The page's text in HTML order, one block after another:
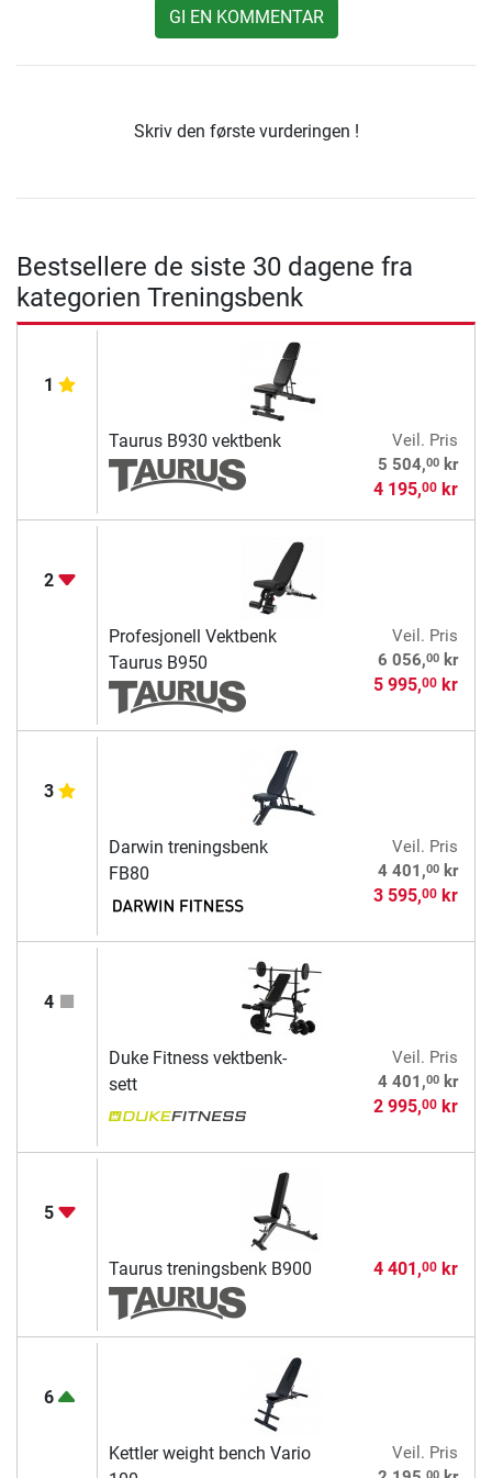
GI EN KOMMENTAR
Skriv den første vurderingen !
Bestsellere de siste 30 dagene fra
kategorien Treningsbenk
1
Taurus B930 vektbenk
Veil. Pris
5 504,00kr
4 195,00kr
2
Profesjonell Vektbenk
Taurus B950
Veil. Pris
6 056,00kr
5 995,00kr
3
Darwin treningsbenk
FB80
Veil. Pris
4 401,00kr
3 595,00kr
4
Duke Fitness vektbenk-
sett
Veil. Pris
4 401,00kr
2 995,00kr
5
Taurus treningsbenk B900 4 401,00kr
6
Kettler weight bench Vario
Veil. Pris
00